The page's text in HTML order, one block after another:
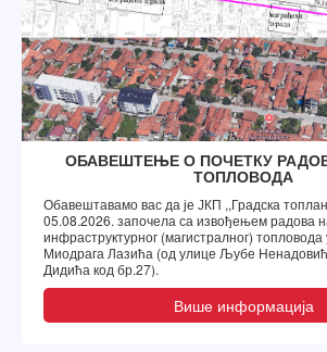
ОБАВЕШТЕЊЕ О ПОЧЕТКУ
ТОПЛОВОДА
Обавештавамо вас да је ЈКП ,,Градска
05.08.2026. започела са извођењем радова
инфраструктурног (магистралног)
Миодрага Лазића (од улице Љубе
Дидића код бр.27).
Више информација